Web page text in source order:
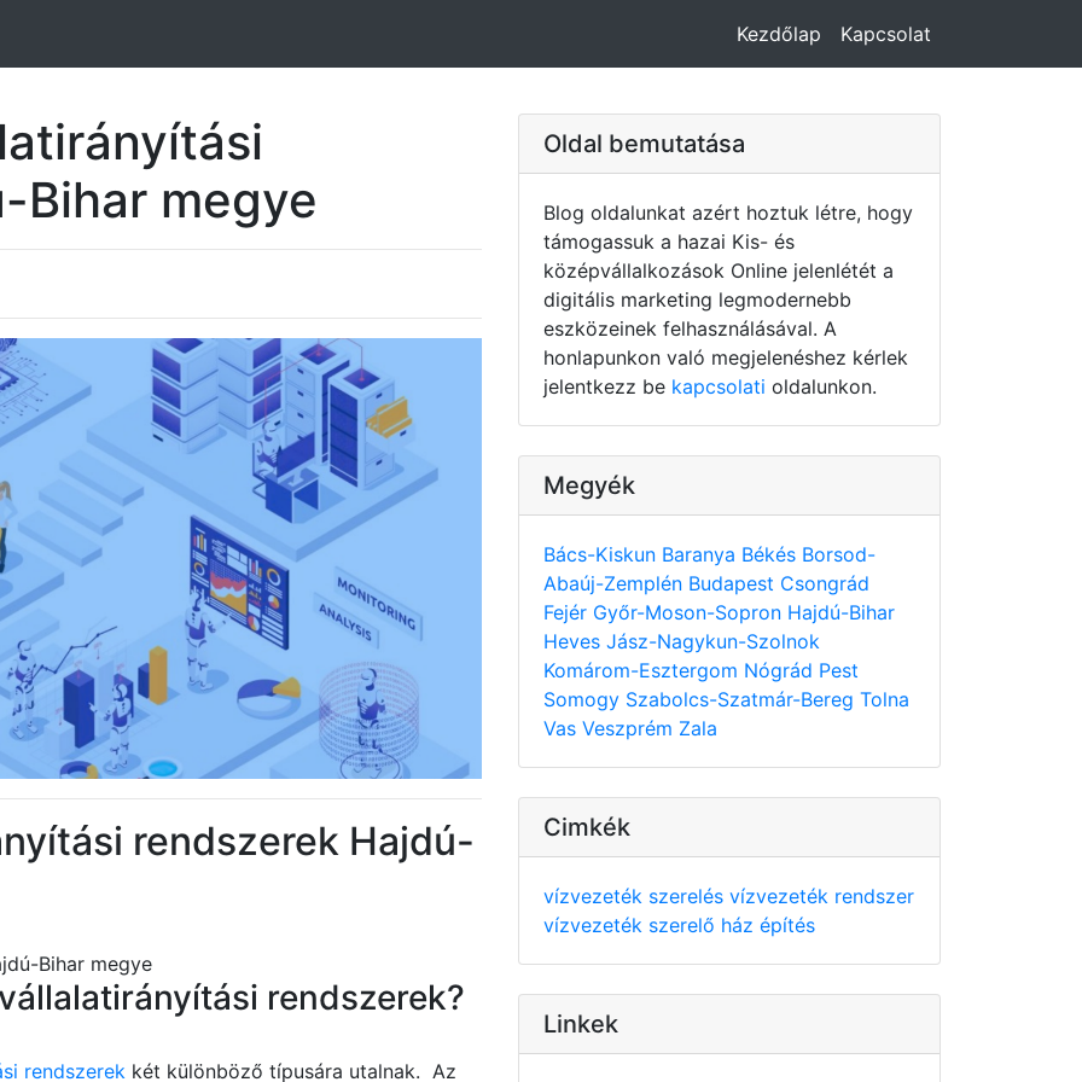
Kezdőlap Kapcsolat
Bihar megye
rendszerek Hajdú-
Bihar megye
rendszerek?
rendszerek két különböző típusára utalnak. Az
Oldal bemutatása
Blog oldalunkat azért hoztuk létre, hogy
támogassuk a hazai Kis- és
középvállalkozások Online jelenlétét a
digitális marketing legmodernebb
eszközeinek felhasználásával. A
honlapunkon való megjelenéshez kérlek
jelentkezz be kapcsolati oldalunkon.
Megyék
Bács-Kiskun Baranya Békés Borsod-
Abaúj-Zemplén Budapest Csongrád
Fejér Győr-Moson-Sopron Hajdú-Bihar
Heves Jász-Nagykun-Szolnok
Komárom-Esztergom Nógrád Pest
Somogy Szabolcs-Szatmár-Bereg Tolna
Vas Veszprém Zala
Cimkék
vízvezeték szerelés vízvezeték rendszer
vízvezeték szerelő ház építés
Linkek